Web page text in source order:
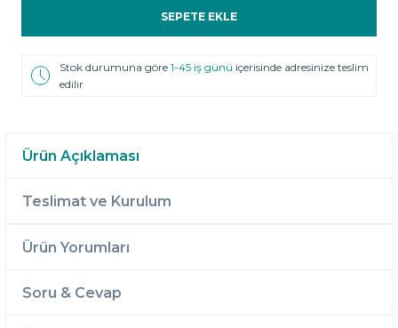
SEPETE EKLE
Stok durumuna göre1-45 iş günü içerisinde adresinize teslim
edilir
Ürün Açıklaması
Teslimat ve Kurulum
Ürün Yorumları
Soru & Cevap